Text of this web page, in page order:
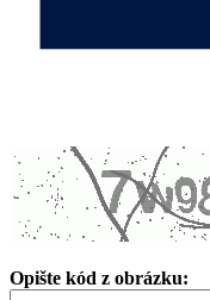
Opište kód z obrázku: